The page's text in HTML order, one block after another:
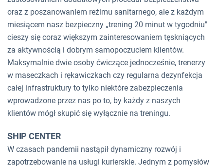
oraz z poszanowaniem reżimu sanitarnego, ale z każdym
miesiącem nasz bezpieczny „trening 20 minut w tygodniu"
cieszy się coraz większym zainteresowaniem tęskniących
za aktywnością i dobrym samopoczuciem klientów.
Maksymalnie dwie osoby ćwiczące jednocześnie, trenerzy
w maseczkach i rękawiczkach czy regularna dezynfekcja
całej infrastruktury to tylko niektóre zabezpieczenia
wprowadzone przez nas po to, by każdy z naszych
klientów mógł skupić się wyłącznie na treningu.
SHIP CENTER
W czasach pandemii nastąpił dynamiczny rozwój i
zapotrzebowanie na usługi kurierskie. Jednym z pomysłów